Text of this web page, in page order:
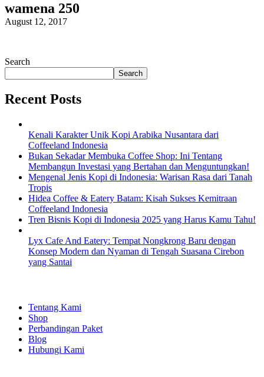
wamena 250
August 12, 2017
Search
Search
Recent Posts
Kenali Karakter Unik Kopi Arabika Nusantara dari
Coffeeland Indonesia
Bukan Sekadar Membuka Coffee Shop: Ini Tentang
Membangun Investasi yang Bertahan dan Menguntungkan!
Mengenal Jenis Kopi di Indonesia: Warisan Rasa dari Tanah
Tropis
Hidea Coffee & Eatery Batam: Kisah Sukses Kemitraan
Coffeeland Indonesia
Tren Bisnis Kopi di Indonesia 2025 yang Harus Kamu Tahu!
Lyx Cafe And Eatery: Tempat Nongkrong Baru dengan
Konsep Modern dan Nyaman di Tengah Suasana Cirebon
yang Santai
Tentang Kami
Shop
Perbandingan Paket
Blog
Hubungi Kami